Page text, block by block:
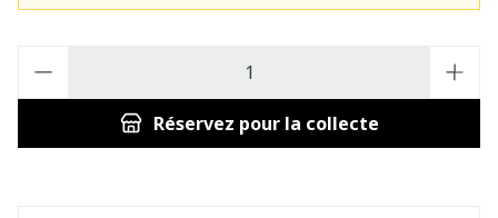
Réservez pour la collecte